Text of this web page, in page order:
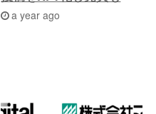
a year ago